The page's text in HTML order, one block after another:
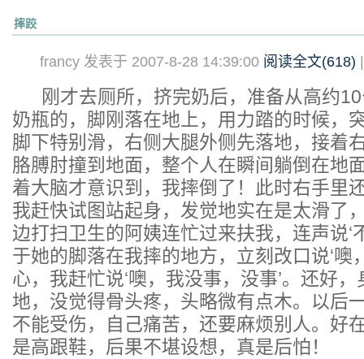
摔跤
francy 发表于 2007-8-28 14:39:00 阅读全文(618)
刚才去厕所，挤完奶后，准备从高约10
奶瓶的，脚刚落在地上，用力踏的时候，
脚下特别滑，右侧大腿外侧先落地，接着
胳膊肘撞到地面，整个人在瞬间躺倒在地
着大脑才意识到，我摔倒了！此时右手里
我赶快试图站起身，发觉地实在是太滑了
边打扫卫生的阿姨连忙过来扶我，连声说‘
于她的脚落在我摔的地方，立刻改口说‘噢
心，我赶忙说‘噢，我没事，没事’。还好
地，没觉得骨头疼，头略微有点木。以后
不能受伤，自己痛苦，还要麻烦别人。好
是高跟鞋，后果不堪设想，真是后怕！